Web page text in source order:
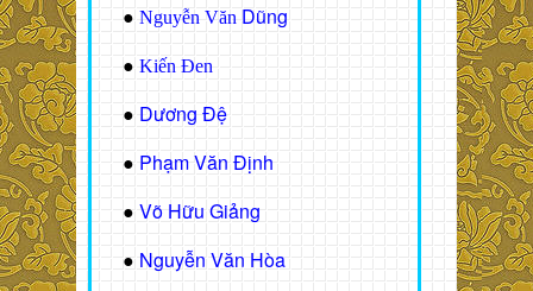
● Nguyễn Văn Dũng
● Kiến Đen
● Dương Đệ
● Phạm Văn Định
● Võ Hữu Giảng
● Nguyễn Văn Hòa